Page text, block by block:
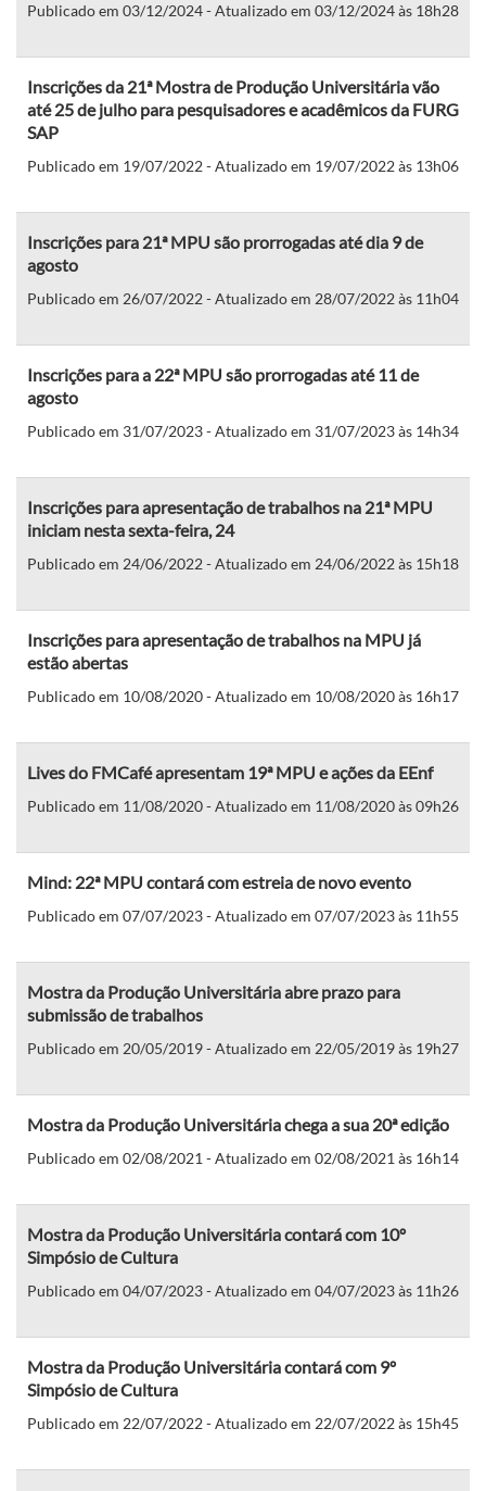
Publicado em 03/12/2024 - Atualizado em 03/12/2024 às 18h28
Inscrições da 21ª Mostra de Produção Universitária vão
até 25 de julho para pesquisadores e acadêmicos da FURG
SAP
Publicado em 19/07/2022 - Atualizado em 19/07/2022 às 13h06
Inscrições para 21ª MPU são prorrogadas até dia 9 de
agosto
Publicado em 26/07/2022 - Atualizado em 28/07/2022 às 11h04
Inscrições para a 22ª MPU são prorrogadas até 11 de
agosto
Publicado em 31/07/2023 - Atualizado em 31/07/2023 às 14h34
Inscrições para apresentação de trabalhos na 21ª MPU
iniciam nesta sexta-feira, 24
Publicado em 24/06/2022 - Atualizado em 24/06/2022 às 15h18
Inscrições para apresentação de trabalhos na MPU já
estão abertas
Publicado em 10/08/2020 - Atualizado em 10/08/2020 às 16h17
Lives do FMCafé apresentam 19ª MPU e ações da EEnf
Publicado em 11/08/2020 - Atualizado em 11/08/2020 às 09h26
Mind: 22ª MPU contará com estreia de novo evento
Publicado em 07/07/2023 - Atualizado em 07/07/2023 às 11h55
Mostra da Produção Universitária abre prazo para
submissão de trabalhos
Publicado em 20/05/2019 - Atualizado em 22/05/2019 às 19h27
Mostra da Produção Universitária chega a sua 20ª edição
Publicado em 02/08/2021 - Atualizado em 02/08/2021 às 16h14
Mostra da Produção Universitária contará com 10º
Simpósio de Cultura
Publicado em 04/07/2023 - Atualizado em 04/07/2023 às 11h26
Mostra da Produção Universitária contará com 9º
Simpósio de Cultura
Publicado em 22/07/2022 - Atualizado em 22/07/2022 às 15h45